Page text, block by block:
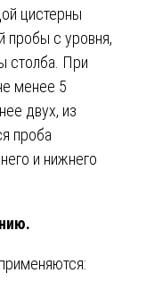
цистерны
пробы с уровня,
столба. При
менее 5
двух, из
проба
и нижнего